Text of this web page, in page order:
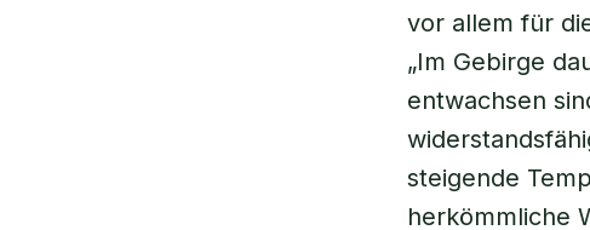
vor allem für
„Im Gebirge
entwachsen
steigende
herkömmliche